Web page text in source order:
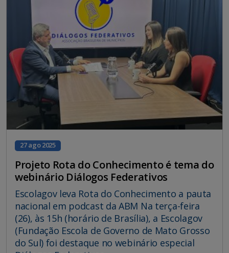
27 ago 2025
Projeto Rota do Conhecimento é tema do
webinário Diálogos Federativos
Escolagov leva Rota do Conhecimento a pauta
nacional em podcast da ABM Na terça-feira
(26), às 15h (horário de Brasília), a Escolagov
(Fundação Escola de Governo de Mato Grosso
do Sul) foi destaque no webinário especial